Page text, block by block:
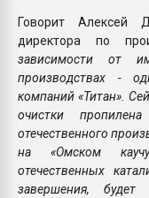
Говорит Алексей
директора по
зависимости от
производствах -
компаний «Титан».
очистки
отечественного
на «Омском
отечественных
завершения,